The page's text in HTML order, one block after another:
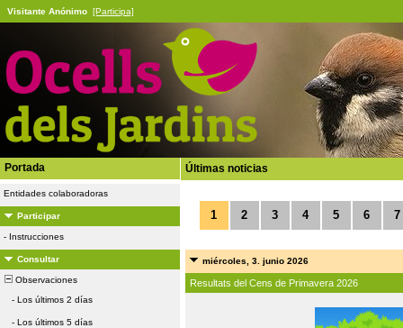
Visitante Anónimo [Participa]
Portada
Entidades colaboradoras
Participar
- Instrucciones
Consultar
Observaciones
- Los últimos 2 días
- Los últimos 5 días
Últimas noticias
1 2 3 4 5 6 7
miércoles, 3. junio 2026
Resultats del Cens de Primavera 2026